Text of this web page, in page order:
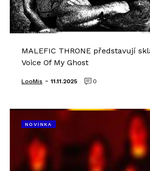
MALEFIC THRONE představují
Voice Of My Ghost
LooMis - 11.11.2025 0
NOVINKA